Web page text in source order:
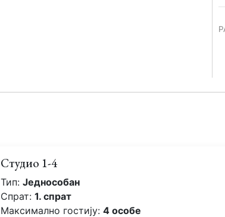
Студио 1-4
Тип:Једнособан
Спрат:1. спрат
Максимално гостију:4 особе